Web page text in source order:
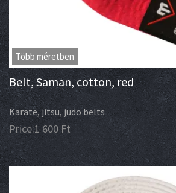
Több méretben
Belt, Saman, cotton, red
Karate, jitsu, judo belts
Price:1 600 Ft